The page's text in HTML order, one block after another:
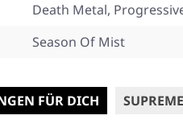
Death Metal,
Season Of Mist
FÜR DICH